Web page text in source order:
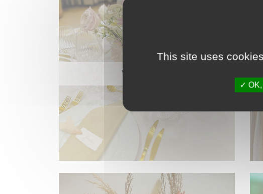
VAISSELLE
This site uses